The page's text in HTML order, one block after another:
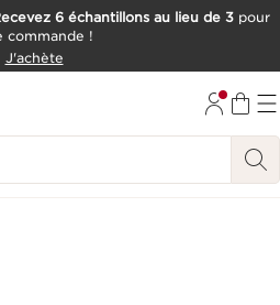
6 échantillons au lieu de 3 pour
commande !
J'achète